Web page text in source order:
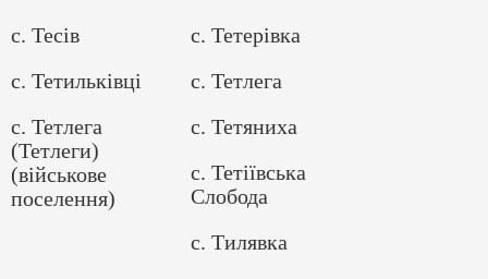
с. Тесів
с. Тетерівка
с. Тетильківці
с. Тетлега
с. Тетлега
(Тетлеги)
(військове
поселення)
с. Тетяниха
с. Тетіївська
Слобода
с. Тилявка